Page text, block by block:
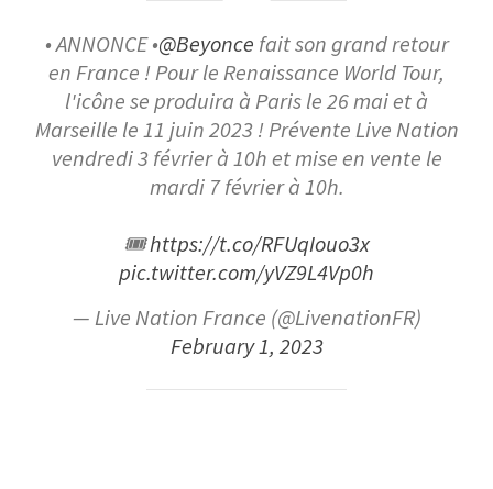
• ANNONCE •@Beyonce fait son grand retour
en France ! Pour le Renaissance World Tour,
l'icône se produira à Paris le 26 mai et à
Marseille le 11 juin 2023 ! Prévente Live Nation
vendredi 3 février à 10h et mise en vente le
mardi 7 février à 10h.
🎟https://t.co/RFUqIouo3x
pic.twitter.com/yVZ9L4Vp0h
— Live Nation France (@LivenationFR)
February 1, 2023